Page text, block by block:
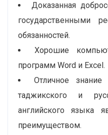
Доказанная
государственными
обязанностей.
Хорошие
программ Word и Excel.
Отличное
таджикского и
английского языка
преимуществом.